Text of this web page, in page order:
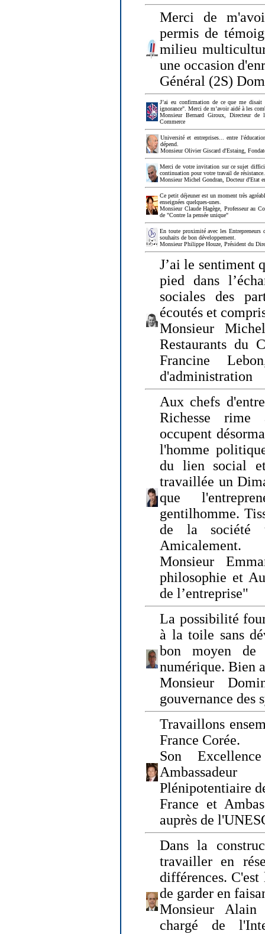
Merci de
permis de
milieu
une occasion
Général (2S)
J’ai eu confirmation de ce que me disait
ignorance". Merci de m’avoir aidé à les
Monsieur Bernard Giroux, Directeur de
Commerce
Université et entreprises... entre
dépend.
Monsieur Olivier Giscard d'Estaing,
Merci de votre invitation sur ce sujet
continuation pour votre travail de
Monsieur Michel Gondran, Docteur d'Etat
Ce petit déjeuner est un moment très
enseignées quelques-unes.
Monsieur Claude Hagège, Professeur au
de "Contre la pensée unique"
En toute proximité avec les
souhaits de bon développement.
Monsieur Philippe Houze, Président du
J’ai le sentiment
pied dans
sociales des
écoutés et
Monsieur
Restaurants du
Francine
d'administration
Aux chefs
Richesse rime
occupent
l'homme
du lien social
travaillée un
que
gentilhomme.
de la société
Amicalement.
Monsieur
philosophie et
de l’entreprise"
La possibilité
à la toile sans
bon moyen de
numérique. Bien
Monsieur
gouvernance des
Travaillons
France Corée.
Son
Plénipotentiaire
France et
auprès de
Dans la
travailler en
différences.
de garder en
Monsieur Alain
chargé de